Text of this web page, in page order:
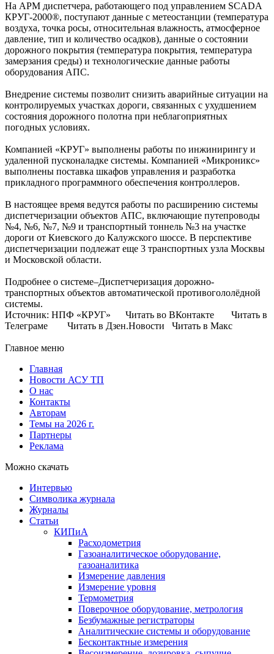
На АРМ диспетчера, работающего под управлением SCADA
КРУГ-2000®, поступают данные с метеостанции (температура
воздуха, точка росы, относительная влажность, атмосферное
давление, тип и количество осадков), данные о состоянии
дорожного покрытия (температура покрытия, температура
замерзания среды) и технологические данные работы
оборудования АПС.
Внедрение системы позволит снизить аварийные ситуации на
контролируемых участках дороги, связанных с ухудшением
состояния дорожного полотна при неблагоприятных
погодных условиях.
Компанией «КРУГ» выполнены работы по инжинирингу и
удаленной пусконаладке системы. Компанией «Микроникс»
выполнены поставка шкафов управления и разработка
прикладного программного обеспечения контроллеров.
В настоящее время ведутся работы по расширению системы
диспетчеризации объектов АПС, включающие путепроводы
№4, №6, №7, №9 и транспортный тоннель №3 на участке
дороги от Киевского до Калужского шоссе. В перспективе
диспетчеризации подлежат еще 3 транспортных узла Москвы
и Московской области.
Подробнее о системе–Диспетчеризация дорожно-
транспортных объектов автоматической противогололёдной
системы.
Источник: НПФ «КРУГ» Читать во ВКонтакте Читать в
Телеграме Читать в Дзен.Новости Читать в Макс
Главное меню
Главная
Новости АСУ ТП
О нас
Контакты
Авторам
Темы на 2026 г.
Партнеры
Реклама
Можно скачать
Интервью
Символика журнала
Журналы
Статьи
КИПиА
Расходометрия
Газоаналитическое оборудование,
газоаналитика
Измерение давления
Измерение уровня
Термометрия
Поверочное оборудование, метрология
Безбумажные регистраторы
Аналитические системы и оборудование
Бесконтактные измерения